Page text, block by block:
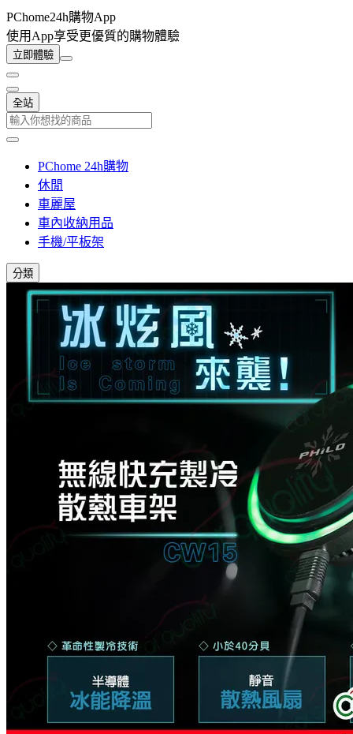
PChome24h購物App
使用App享受更優質的購物體驗
立即體驗
全站
PChome 24h購物
休閒
車麗屋
車內收納用品
手機/平板架
分類